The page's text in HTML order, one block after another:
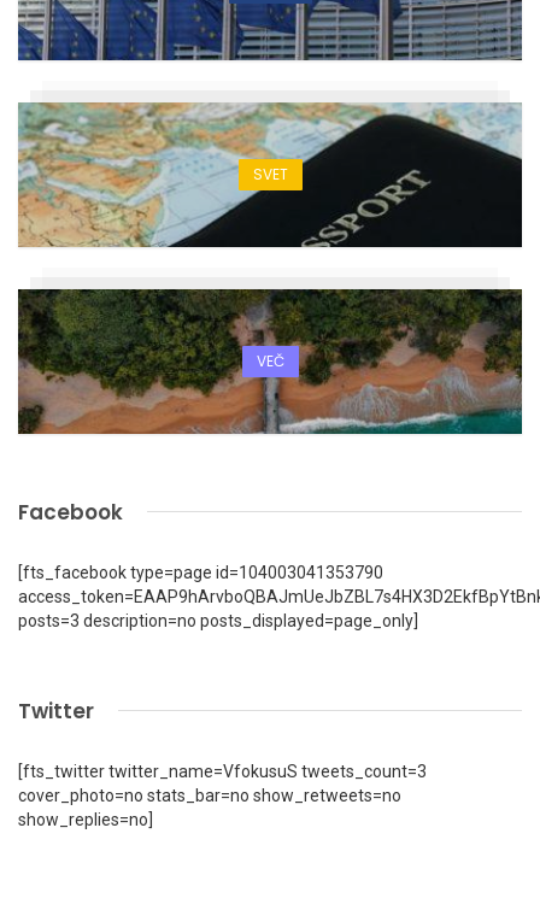
SVET
VEČ
Facebook
[fts_facebook type=page id=104003041353790
posts=3 description=no posts_displayed=page_only]
Twitter
[fts_twitter twitter_name=VfokusuS tweets_count=3
cover_photo=no stats_bar=no show_retweets=no
show_replies=no]